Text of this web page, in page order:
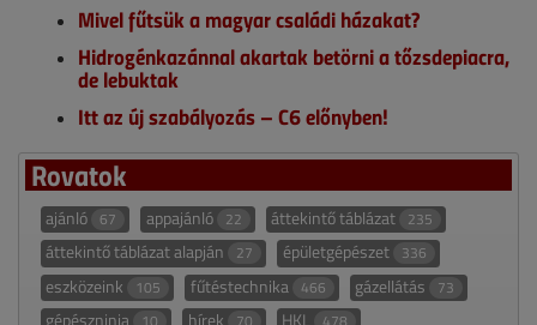
Mivel fűtsük a magyar családi házakat?
Hidrogénkazánnal akartak betörni a tőzsdepiacra,
de lebuktak
Itt az új szabályozás – C6 előnyben!
Rovatok
ajánló 67 appajánló 22 áttekintő táblázat 235
áttekintő táblázat alapján 27 épületgépészet 336
eszközeink 105 fűtéstechnika 466 gázellátás 73
gépészninja hírek HKL